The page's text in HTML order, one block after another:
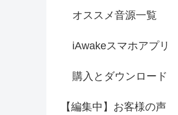
オススメ音源一覧
iAwakeスマホアプリ
購入とダウンロード
【編集中】お客様の声